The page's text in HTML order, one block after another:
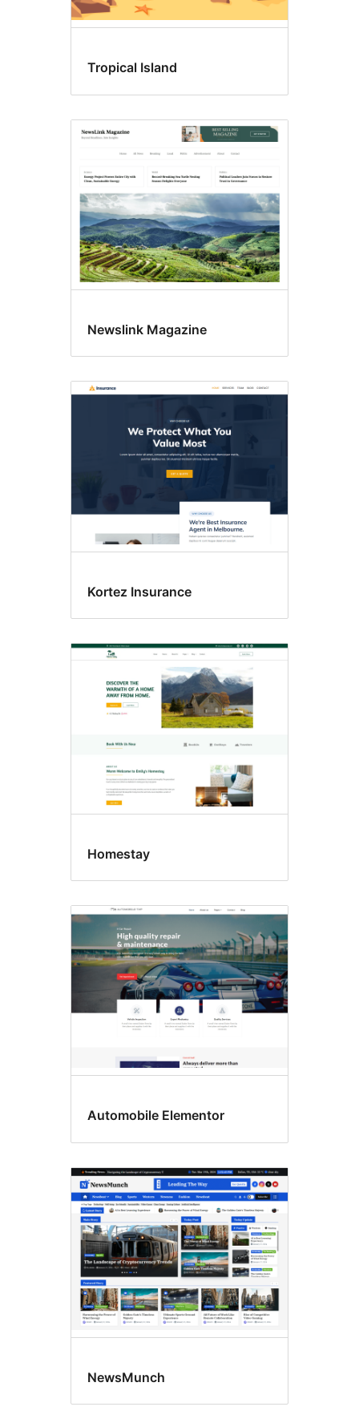
Tropical Island
Newslink Magazine
Kortez Insurance
Homestay
Automobile Elementor
NewsMunch